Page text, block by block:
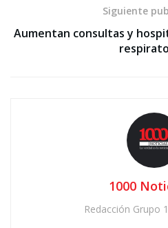
Siguiente
Aumentan consultas y
1000
Redacción Grupo